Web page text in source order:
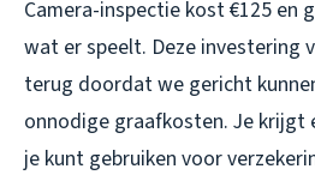
Camera-inspectie kost €125 en
wat er speelt. Deze investering
terug doordat we gericht
onnodige graafkosten. Je krijgt
je kunt gebruiken voor